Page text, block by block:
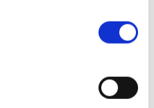
- eine Zeit als Patient